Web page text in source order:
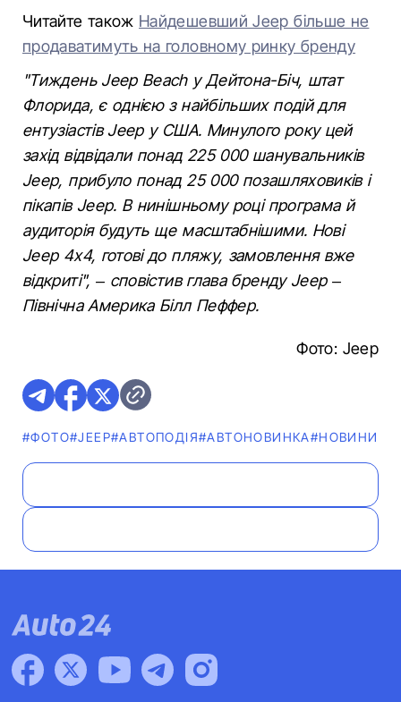
Читайте також Найдешевший Jeep більше не
продаватимуть на головному ринку бренду
"Тиждень Jeep Beach у Дейтона-Біч, штат
Флорида, є однією з найбільших подій для
ентузіастів Jeep у США. Минулого року цей
захід відвідали понад 225 000 шанувальників
Jeep, прибуло понад 25 000 позашляховиків і
пікапів Jeep. В нинішньому році програма й
аудиторія будуть ще масштабнішими. Нові
Jeep 4x4, готові до пляжу, замовлення вже
відкриті", – сповістив глава бренду Jeep –
Північна Америка Білл Пеффер.
Фото: Jeep
#ФОТО#JEEP#АВТОПОДІЯ#АВТОНОВИНКА#НОВИНИ